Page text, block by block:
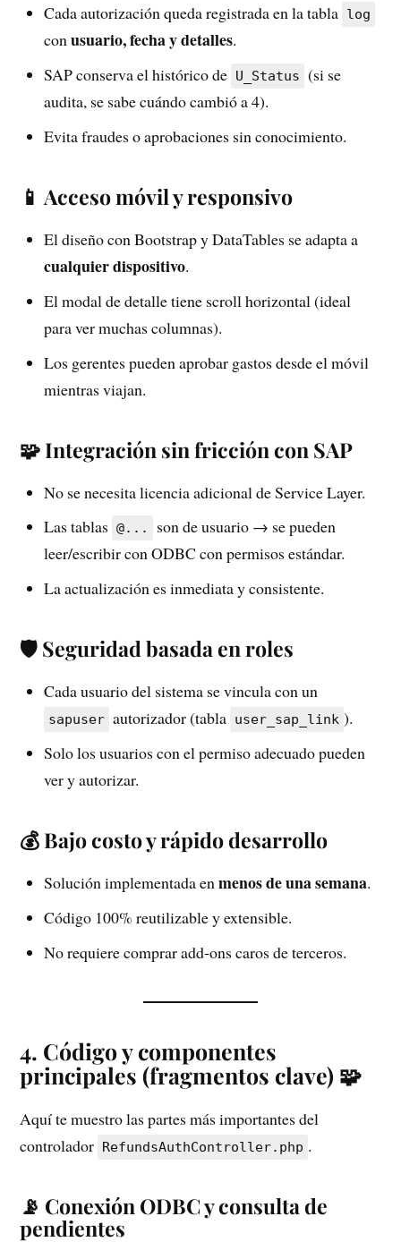
Cada autorización queda registrada en la tabla log
conusuario, fecha y detalles.
SAP conserva el histórico de U_Status (si se
audita, se sabe cuándo cambió a 4).
Evita fraudes o aprobaciones sin conocimiento.
📱 Acceso móvil y responsivo
El diseño con Bootstrap y DataTables se adapta a
cualquier dispositivo.
El modal de detalle tiene scroll horizontal (ideal
para ver muchas columnas).
Los gerentes pueden aprobar gastos desde el móvil
mientras viajan.
🧩 Integración sin fricción con SAP
No se necesita licencia adicional de Service Layer.
Las tablas @...
son de usuario → se pueden
leer/escribir con ODBC con permisos estándar.
La actualización es inmediata y consistente.
🛡️ Seguridad basada en roles
Cada usuario del sistema se vincula con un
sapuser autorizador (tabla user_sap_link ).
Solo los usuarios con el permiso adecuado pueden
ver y autorizar.
💰 Bajo costo y rápido desarrollo
Solución implementada enmenos de una semana.
Código 100% reutilizable y extensible.
No requiere comprar add‑ons caros de terceros.
4. Código y componentes
principales (fragmentos clave) 🧩
Aquí te muestro las partes más importantes del
controlador RefundsAuthController.php .
📡 Conexión ODBC y consulta de
pendientes